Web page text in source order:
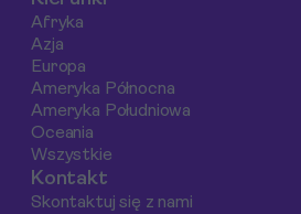
Afryka
Azja
Europa
Ameryka Północna
Ameryka Południowa
Oceania
Wszystkie
Kontakt
Skontaktuj się z nami